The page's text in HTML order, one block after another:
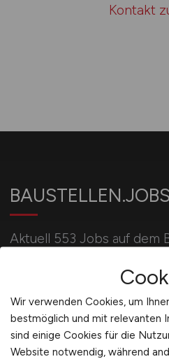
Kontakt
BAUSTELLEN.JOBS
Aktuell 553 Jobs auf dem
Betonbauer, Kranführer
Für Arbeitgeber
Wir verwenden Cookies, um
bestmöglich und mit relevanten
sind einige Cookies für die
Website notwendig, während